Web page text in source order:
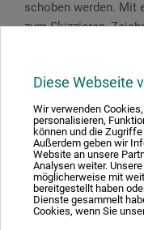
Diese Webseite
Wir verwenden
personalisieren,
können und die
Außerdem geben wir
Website an unsere
Analysen weiter.
möglicherweise mit
bereitgestellt haben
Dienste gesammelt
Cookies, wenn Sie
schoben werden. Mit
zum Skiz­zieren,
Schreiben Sie die